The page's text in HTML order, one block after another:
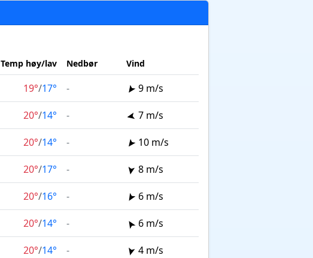
Temp høy/lav Nedbør Vind
19°/17° - 9 m/s
20°/14° - 7 m/s
20°/14° - 10 m/s
20°/17° - 8 m/s
20°/16° - 6 m/s
20°/14° - 6 m/s
20°/14° - 4 m/s